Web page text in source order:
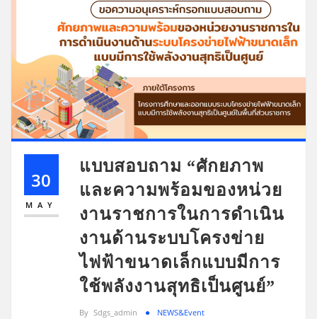
30
MAY
แบบสอบถาม “ศักยภาพ
และความพร้อมของหน่วย
งานราชการในการดำเนิน
งานด้านระบบโครงข่าย
ไฟฟ้าขนาดเล็กแบบมีการ
ใช้พลังงานสุทธิเป็นศูนย์”
By Sdgs_admin NEWS&Event